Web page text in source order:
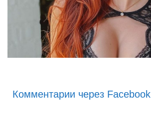
Комментарии через Facebook